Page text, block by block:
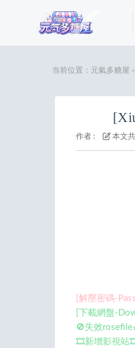
当前位置： 元氣多糖屋 >
作者 : 本文
[解壓密碼-
[下載網盤-
🚫失效
🎞️新增影視站